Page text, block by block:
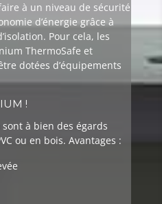
à un niveau de sécurité
d’énergie grâce à
Pour cela, les
ThermoSafe et
dotées d’équipements
!
à bien des égards
ou en bois. Avantages :